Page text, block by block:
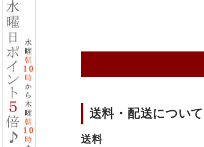
送料・配送について
送料